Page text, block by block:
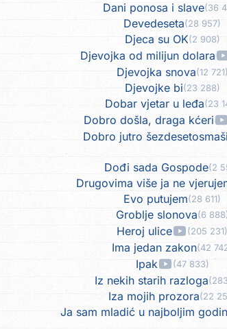
Dani ponosa i slave(36
Devedeseta(28 957)
Djeca su OK(2 908)
Djevojka od milijun dolara
Djevojka snova(12 721)
Djevojke bi(23 288)
Dobar vjetar u leđa(23
Dobro došla, draga kćeri
Dobro jutro šezdesetosmaši
Dođi sada Gospode(2
Drugovima više ja ne
Evo putujem(28 611)
Groblje slonova(6
Heroj ulice (205 231)
Ima jedan zakon(42
Ipak (47 833)
Iz nekih starih razloga
Iza mojih prozora(22
Ja sam mladić u najboljim